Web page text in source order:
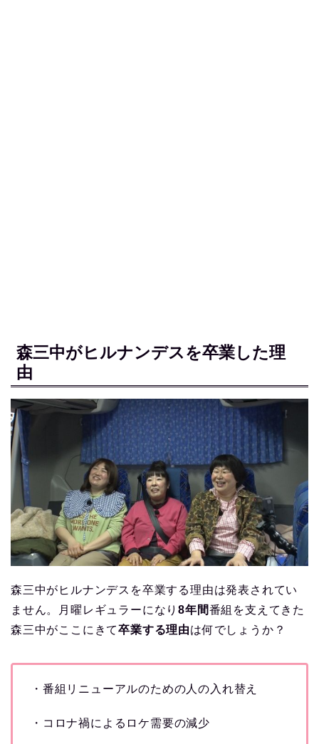
森三中がヒルナンデスを卒業した理
由
森三中がヒルナンデスを卒業する理由は発表されてい
ません。月曜レギュラーになり8年間番組を支えてきた
森三中がここにきて卒業する理由は何でしょうか？
・番組リニューアルのための人の入れ替え
・コロナ禍によるロケ需要の減少